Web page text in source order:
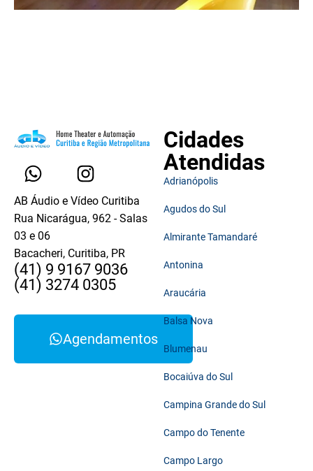
AB Áudio e Vídeo Curitiba
Rua Nicarágua, 962 - Salas
03 e 06
Bacacheri, Curitiba, PR
(41) 9 9167 9036
(41) 3274 0305
Agendamentos
Cidades
Atendidas
Adrianópolis
Agudos do Sul
Almirante Tamandaré
Antonina
Araucária
Balsa Nova
Blumenau
Bocaiúva do Sul
Campina Grande do Sul
Campo do Tenente
Campo Largo